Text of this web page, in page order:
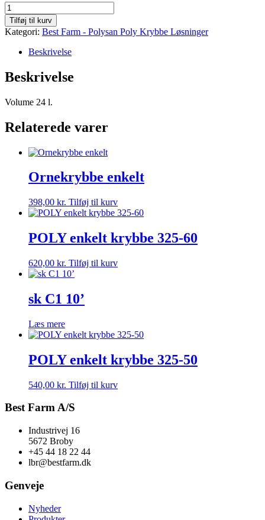
Hjørnetrug
type
17-
84
antal
Tilføj til kurv
Kategori: Best Farm - Polysan Poly Krybbe Løsninger
Beskrivelse
Beskrivelse
Volume 24 l.
Relaterede varer
Ornekrybbe enkelt
398,00 kr. Tilføj til kurv
POLY enkelt krybbe 325-60
620,00 kr. Tilføj til kurv
sk C1 10’
Læs mere
POLY enkelt krybbe 325-50
540,00 kr. Tilføj til kurv
Best Farm A/S
Industrivej 16
5672 Broby
+45 44 18 22 44
lbr@bestfarm.dk
Genveje
Nyheder